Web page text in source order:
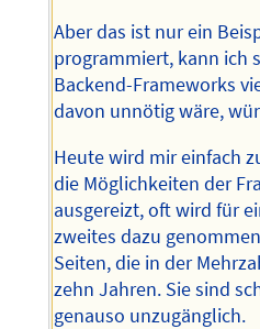
Aber das ist nur ein
programmiert, kann ich
Backend-Frameworks
davon unnötig wäre,
Heute wird mir einfach
die Möglichkeiten der
ausgereizt, oft wird für
zweites dazu
Seiten, die in der
zehn Jahren. Sie sind
genauso unzugänglich.